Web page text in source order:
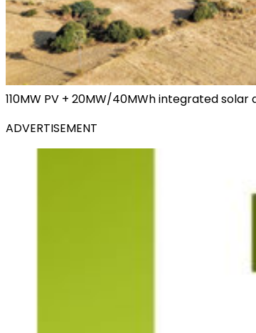
110MW PV + 20MW/40MWh integrated
ADVERTISEMENT